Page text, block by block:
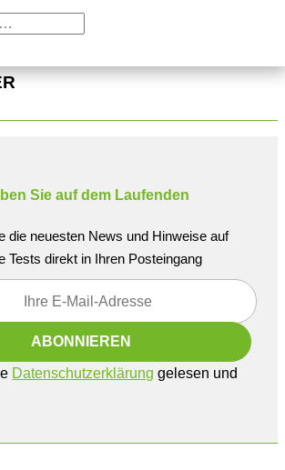
den Beitrag zu finden.
Sie auf dem Laufenden
die neuesten News und Hinweise auf
Tests direkt in Ihren Posteingang
Datenschutzerklärung gelesen und